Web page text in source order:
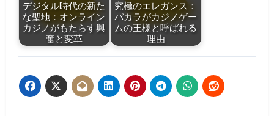
デジタル時代の新た
な聖地：オンライン
カジノがもたらす興
奮と変革
究極のエレガンス：
バカラがカジノゲー
ムの王様と呼ばれる
理由